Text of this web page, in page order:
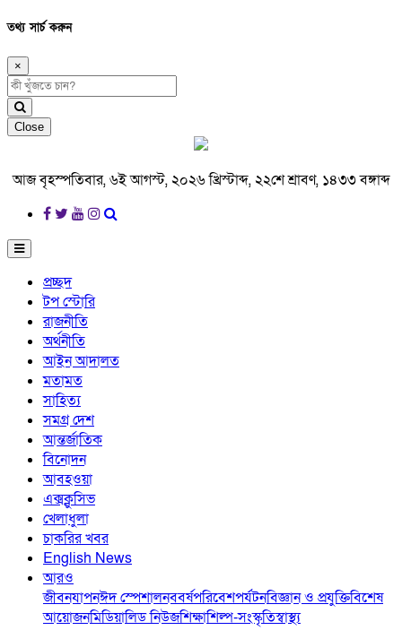
তথ্য সার্চ করুন
×
Close
আজ বৃহস্পতিবার, ৬ই আগস্ট, ২০২৬ খ্রিস্টাব্দ, ২২শে শ্রাবণ, ১৪৩৩ বঙ্গাব্দ
প্রচ্ছদ
টপ স্টোরি
রাজনীতি
অর্থনীতি
আইন আদালত
মতামত
সাহিত্য
সমগ্র দেশ
আন্তর্জাতিক
বিনোদন
আবহওয়া
এক্সক্লুসিভ
খেলাধুলা
চাকরির খবর
English News
আরও
জীবনযাপনঈদ স্পেশালনববর্ষপরিবেশপর্যটনবিজ্ঞান ও প্রযুক্তিবিশেষ
আয়োজনমিডিয়ালিড নিউজশিক্ষাশিল্প-সংস্কৃতিস্বাস্থ্য